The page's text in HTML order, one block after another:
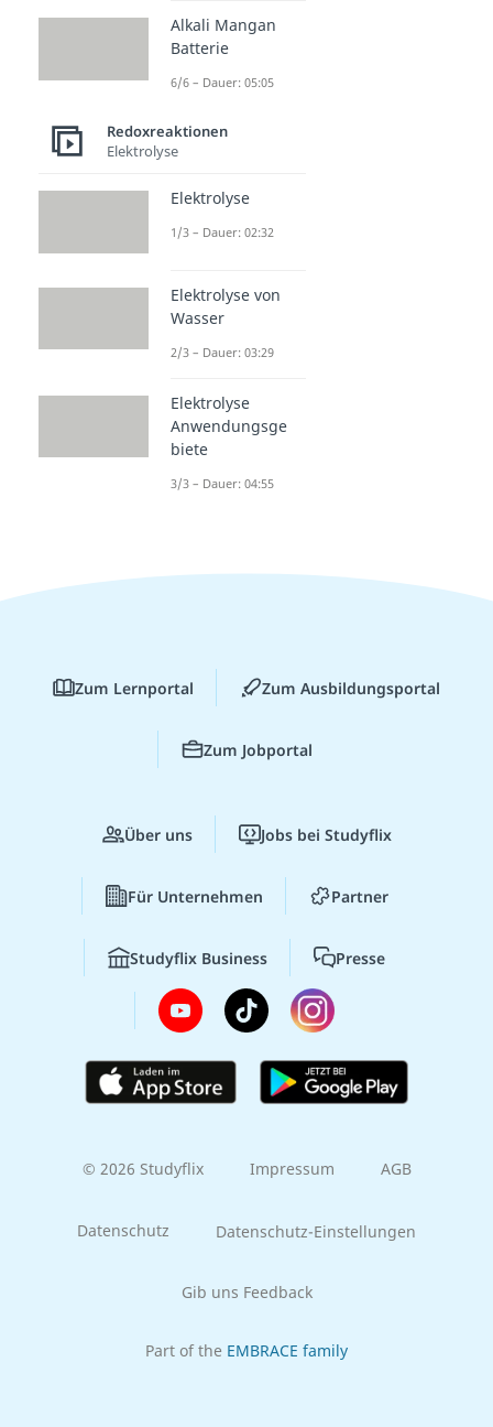
Alkali Mangan
Batterie
6/6 – Dauer: 05:05
Redoxreaktionen
Elektrolyse
Elektrolyse
1/3 – Dauer: 02:32
Elektrolyse von
Wasser
2/3 – Dauer: 03:29
Elektrolyse
Anwendungsge
biete
3/3 – Dauer: 04:55
Zum Lernportal Zum Ausbildungsportal
Zum Jobportal
Über uns Jobs bei Studyflix
Für Unternehmen Partner
Studyflix Business Presse
© 2026 Studyflix Impressum AGB
Datenschutz Datenschutz-Einstellungen
Gib uns Feedback
Part of the EMBRACE family